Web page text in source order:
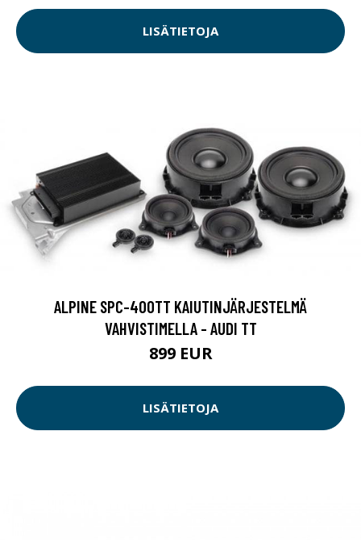
LISÄTIETOJA
ALPINE SPC-400TT KAIUTINJÄRJESTELMÄ
VAHVISTIMELLA - AUDI TT
899 EUR
LISÄTIETOJA